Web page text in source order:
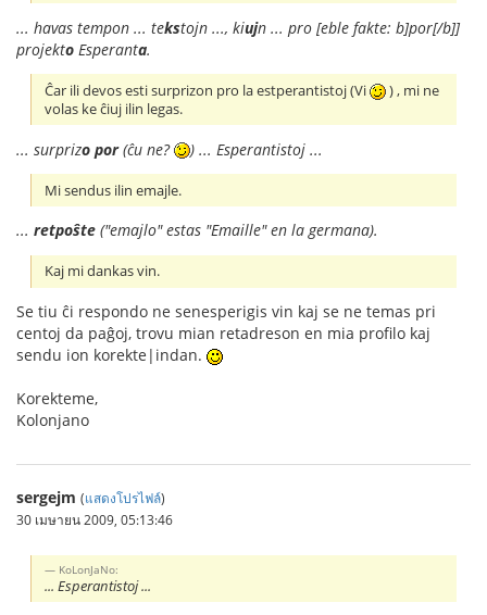
... havas tempon ... tekstojn ..., kiujn ... pro [eble fakte: b]por[/b]]
projekto Esperanta.
Ĉar ili devos esti surprizon pro la estperantistoj (Vi
) , mi ne
volas ke ĉiuj ilin legas.
... surprizo por(ĉu ne? ) ... Esperantistoj ...
Mi sendus ilin emajle.
... retpoŝte ("emajlo" estas "Emaille" en la germana).
Kaj mi dankas vin.
Se tiu ĉi respondo ne senesperigis vin kaj se ne temas pri
centoj da paĝoj, trovu mian retadreson en mia profilo kaj
sendu ion korekte|indan.
Korekteme,
Kolonjano
sergejm (แสดงโปรไฟล์)
30 เมษายน 2009, 05:13:46
KoLonJaNo:
... Esperantistoj ...